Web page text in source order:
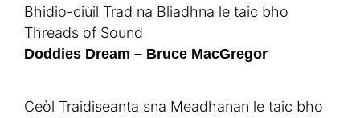
Bhidio-ciùil Trad na Bliadhna le taic bho
Threads of Sound
Doddies Dream – Bruce MacGregor
Ceòl Traidiseanta sna Meadhanan le taic bho